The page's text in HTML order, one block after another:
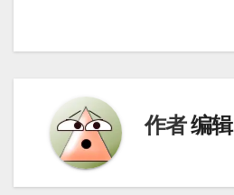
航
作者编辑